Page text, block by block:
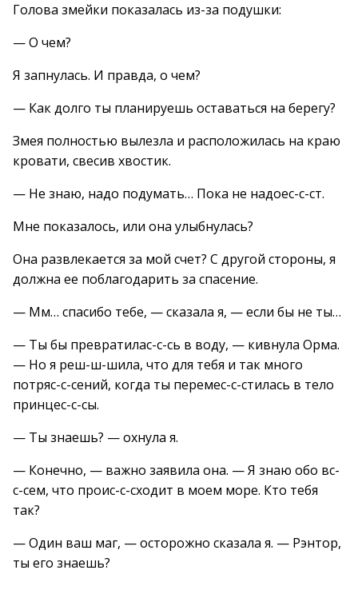
Голова змейки показалась из-за подушки:
— О чем?
Я запнулась. И правда, о чем?
— Как долго ты планируешь оставаться на берегу?
Змея полностью вылезла и расположилась на краю
кровати, свесив хвостик.
— Не знаю, надо подумать… Пока не надоес-с-ст.
Мне показалось, или она улыбнулась?
Она развлекается за мой счет? С другой стороны, я
должна ее поблагодарить за спасение.
— Мм… спасибо тебе, — сказала я, — если бы не ты…
— Ты бы превратилас-с-сь в воду, — кивнула Орма.
— Но я реш-ш-шила, что для тебя и так много
потряс-с-сений, когда ты перемес-с-стилась в тело
принцес-с-сы.
— Ты знаешь? — охнула я.
— Конечно, — важно заявила она. — Я знаю обо вс-
с-сем, что проис-с-сходит в моем море. Кто тебя
так?
— Один ваш маг, — осторожно сказала я. — Рэнтор,
ты его знаешь?